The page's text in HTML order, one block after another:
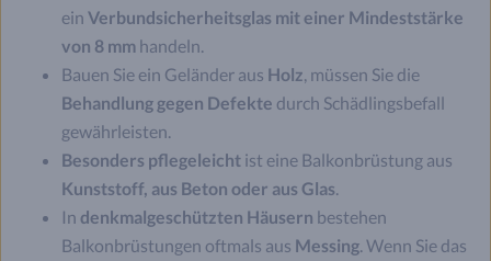
ein Verbundsicherheitsglas mit einer Mindeststärke
von 8 mm handeln.
Bauen Sie ein Geländer aus Holz, müssen Sie die
Behandlung gegen Defekte durch Schädlingsbefall
gewährleisten.
Besonders pflegeleicht ist eine Balkonbrüstung aus
Kunststoff, aus Beton oder aus Glas.
In denkmalgeschützten Häusern bestehen
Balkonbrüstungen oftmals aus Messing. Wenn Sie das